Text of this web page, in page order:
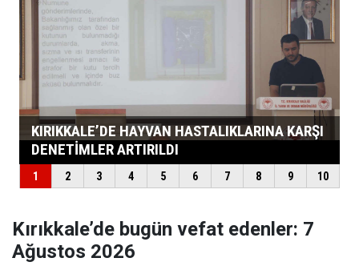
Kırıkkale’de bugün vefat edenler: 7
Ağustos 2026